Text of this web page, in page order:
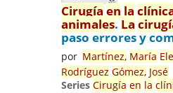
Cirugía en la
animales.La
paso errores y
por Martínez, María El
Rodríguez Gómez, José
Series Cirugía en la